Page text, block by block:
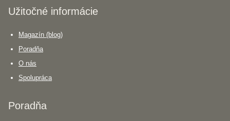
Užitočné informácie
Magazín (blog)
Poradňa
O nás
Spolupráca
Poradňa